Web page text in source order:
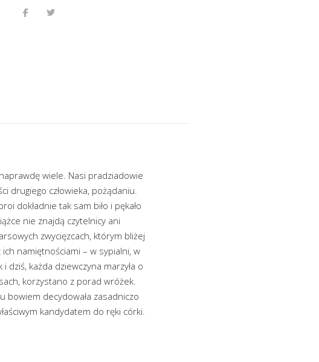
wiele. Nasi pradziadowie
drugiego człowieka, pożądaniu.
dokładnie tak sam biło i pękało
nie znajdą czytelnicy ani
zwycięzcach, którym bliżej
namiętnościami – w sypialni, w
każda dziewczyna marzyła o
korzystano z porad wróżek.
bowiem decydowała zasadniczo
kandydatem do ręki córki.